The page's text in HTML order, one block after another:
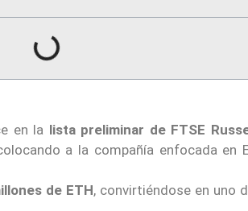
en la lista preliminar de FTSE
a la compañía enfocada en
de ETH, convirtiéndose en uno